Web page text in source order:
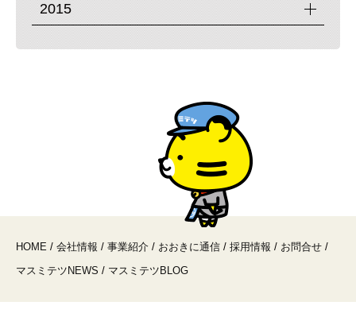
2015
HOME / 会社情報 / 事業紹介 / おおきに通信 / 採用情報 / お問合せ /
マスミテツNEWS / マスミテツBLOG